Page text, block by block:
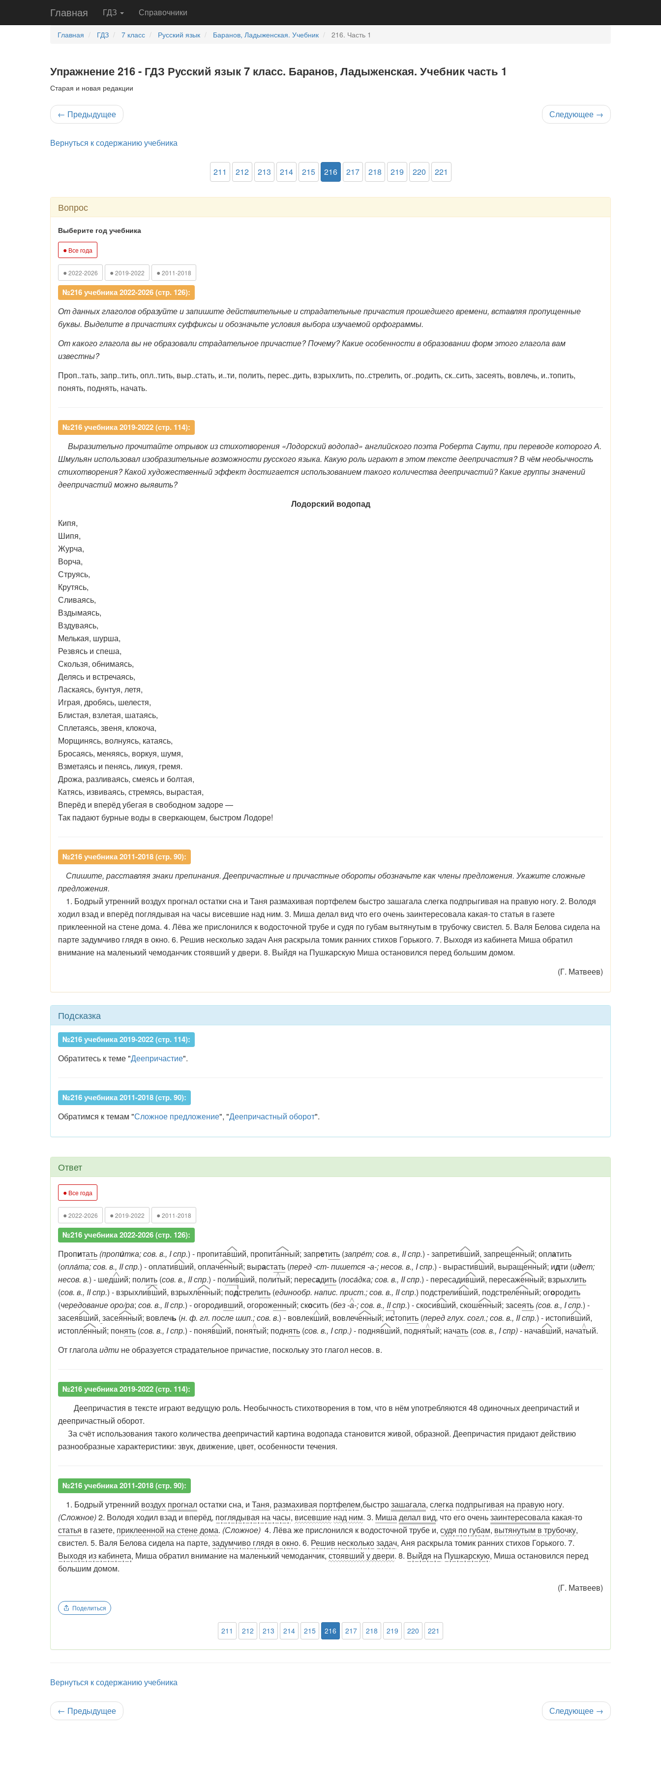
Главная ГДЗ Справочники
Главная ГДЗ 7 класс Русский язык Баранов, Ладыженская. Учебник 216. Часть 1
Упражнение 216 - ГДЗ Русский язык 7 класс. Баранов, Ладыженская. Учебник часть 1
Старая и новая редакции
← Предыдущее Следующее →
Вернуться к содержанию учебника
211 212 213 214 215 216 217 218 219 220 221
Вопрос
Выберите год учебника
● Все года
● 2022-2026 ● 2019-2022 ● 2011-2018
№216 учебника 2022-2026 (стр. 126):
От данных глаголов образуйте и запишите действительные и страдательные причастия прошедшего времени, вставляя пропущенные
буквы. Выделите в причастиях суффиксы и обозначьте условия выбора изучаемой орфограммы.
От какого глагола вы не образовали страдательное причастие? Почему? Какие особенности в образовании форм этого глагола вам
известны?
Проп..тать, запр..тить, опл..тить, выр..стать, и..ти, полить, перес..дить, взрыхлить, по..стрелить, ог..родить, ск..сить, засеять, вовлечь, и..топить,
понять, поднять, начать.
№216 учебника 2019-2022 (стр. 114):
Выразительно прочитайте отрывок из стихотворения «Лодорский водопад» английского поэта Роберта Саути, при переводе которого А.
Шмульян использовал изобразительные возможности русского языка. Какую роль играют в этом тексте деепричастия? В чём необычность
стихотворения? Какой художественный эффект достигается использованием такого количества деепричастий? Какие группы значений
деепричастий можно выявить?
Лодорский водопад
Кипя,
Шипя,
Журча,
Ворча,
Струясь,
Крутясь,
Сливаясь,
Вздымаясь,
Вздуваясь,
Мелькая, шурша,
Резвясь и спеша,
Скользя, обнимаясь,
Делясь и встречаясь,
Ласкаясь, бунтуя, летя,
Играя, дробясь, шелестя,
Блистая, взлетая, шатаясь,
Сплетаясь, звеня, клокоча,
Морщинясь, волнуясь, катаясь,
Бросаясь, меняясь, воркуя, шумя,
Взметаясь и пенясь, ликуя, гремя.
Дрожа, разливаясь, смеясь и болтая,
Катясь, извиваясь, стремясь, вырастая,
Вперёд и вперёд убегая в свободном задоре —
Так падают бурные воды в сверкающем, быстром Лодоре!
№216 учебника 2011-2018 (стр. 90):
Спишите, расставляя знаки препинания. Деепричастные и причастные обороты обозначьте как члены предложения. Укажите сложные
предложения.
1. Бодрый утренний воздух прогнал остатки сна и Таня размахивая портфелем быстро зашагала слегка подпрыгивая на правую ногу. 2. Володя
ходил взад и вперёд поглядывая на часы висевшие над ним. 3. Миша делал вид что его очень заинтересовала какая-то статья в газете
приклеенной на стене дома. 4. Лёва же прислонился к водосточной трубе и судя по губам вытянутым в трубочку свистел. 5. Валя Белова сидела на
парте задумчиво глядя в окно. 6. Решив несколько задач Аня раскрыла томик ранних стихов Горького. 7. Выходя из кабинета Миша обратил
внимание на маленький чемоданчик стоявший у двери. 8. Выйдя на Пушкарскую Миша остановился перед большим домом.
(Г. Матвеев)
Подсказка
№216 учебника 2019-2022 (стр. 114):
Обратитесь к теме "Деепричастие".
№216 учебника 2011-2018 (стр. 90):
Обратимся к темам "Сложное предложение", "Деепричастный оборот".
Ответ
● Все года
● 2022-2026 ● 2019-2022 ● 2011-2018
№216 учебника 2022-2026 (стр. 126):
Пропитать (пропи́тка; сов. в., I спр.) - пропитавший, пропитанный; запретить (запре́т; сов. в., II спр.) - запретивший, запрещенный; оплатить
(опла́та; сов. в., II спр.) - оплативший, оплаченный; вырастать (перед -ст- пишется -а-; несов. в., I спр.) - вырастивший, выращенный; идти (идет;
несов. в.) - шедший; полить (сов. в., II спр.) - поливший, политый; пересадить (поса́дка; сов. в., II спр.) - пересадивший, пересаженный; взрыхлить
(сов. в., II спр.) - взрыхливший, взрыхленный; подстрелить (единообр. напис. прист.; сов. в., II спр.) подстреливший, подстреленный; огородить
(чередование оро/ра; сов. в., II спр.) - огородивший, огороженный; скосить (без -а-; сов. в., II спр.) - скосивший, скошенный; засеять (сов. в., I спр.) -
засеявший, засеянный; вовлечь (н. ф. гл. после шип.; сов. в.) - вовлекший, вовлеченный; истопить (перед глух. согл.; сов. в., II спр.) - истопивший,
истопленный; понять (сов. в., I спр.) - понявший, понятый; поднять (сов. в., I спр.)- поднявший, поднятый; начать (сов. в., I спр)- начавший, начатый.
От глаголаидти не образуется страдательное причастие, поскольку это глагол несов. в.
№216 учебника 2019-2022 (стр. 114):
Деепричастия в тексте играют ведущую роль. Необычность стихотворения в том, что в нём употребляются 48 одиночных деепричастий и
деепричастный оборот.
За счёт использования такого количества деепричастий картина водопада становится живой, образной. Деепричастия придают действию
разнообразные характеристики: звук, движение, цвет, особенности течения.
№216 учебника 2011-2018 (стр. 90):
1. Бодрый утренний воздух прогналостатки сна, и Таня, размахивая портфелем,быстрозашагала, слегка подпрыгивая на правую ногу.
(Сложное)2. Володя ходил взад и вперёд, поглядывая на часы, висевшие над ним. 3. Мишаделал вид, что его оченьзаинтересовала какая-то
статья в газете, приклеенной на стене дома. (Сложное) 4. Лёва же прислонился к водосточной трубе и, судя по губам, вытянутым в трубочку,
свистел. 5. Валя Белова сидела на парте, задумчиво глядя в окно. 6. Решив несколькозадач, Аня раскрыла томик ранних стихов Горького. 7.
Выходя из кабинета, Миша обратил внимание на маленький чемоданчик, стоявший у двери. 8. Выйдя на Пушкарскую, Миша остановился перед
большим домом.
(Г. Матвеев)
Поделиться
211 212 213 214 215 216 217 218 219 220 221
Вернуться к содержанию учебника
← Предыдущее Следующее →